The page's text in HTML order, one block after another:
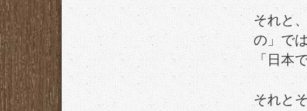
それと
の」で
「日本
それと